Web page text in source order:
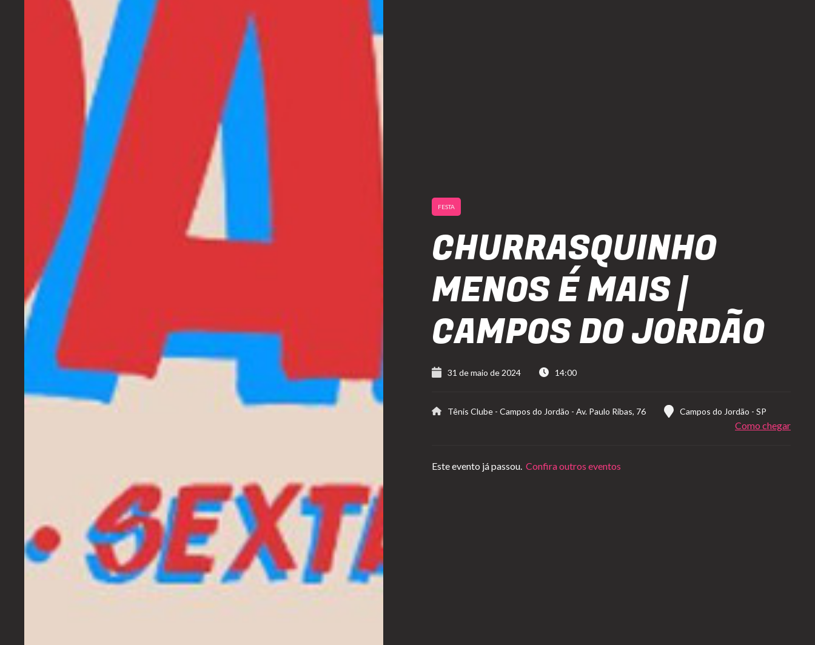
FESTA
CHURRASQUINHO
MENOS É MAIS |
CAMPOS DO JORDÃO
31 de maio de 2024 14:00
Tênis Clube - Campos do Jordão - Av. Paulo Ribas, 76 Campos do Jordão - SP
Como chegar
Este evento já passou. Confira outros eventos